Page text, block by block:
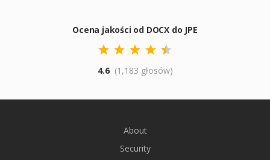
Ocena jakości od DOCX do JPE
4.6 (1,183 głosów)
About
Security